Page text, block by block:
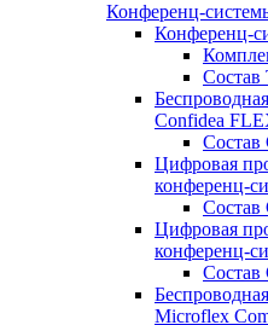
Конференц-
Конференц-
Состав
Confidea
Состав
Цифровая
конференц-
Состав
Цифровая
конференц-
Состав
Microflex